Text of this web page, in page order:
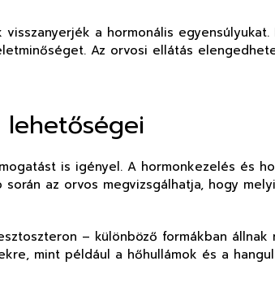
a hormonális
Az orvosi ellátás
is igényel. A hormonkezelés és
az orvos megvizsgálhatja, hogy
– különböző formákban
mint például a hőhullámok és a